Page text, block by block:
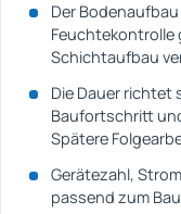
Der
Feuchtekontrolle
Schichtaufbau
Die Dauer richtet
Baufortschritt
Spätere
Gerätezahl,
passend zum